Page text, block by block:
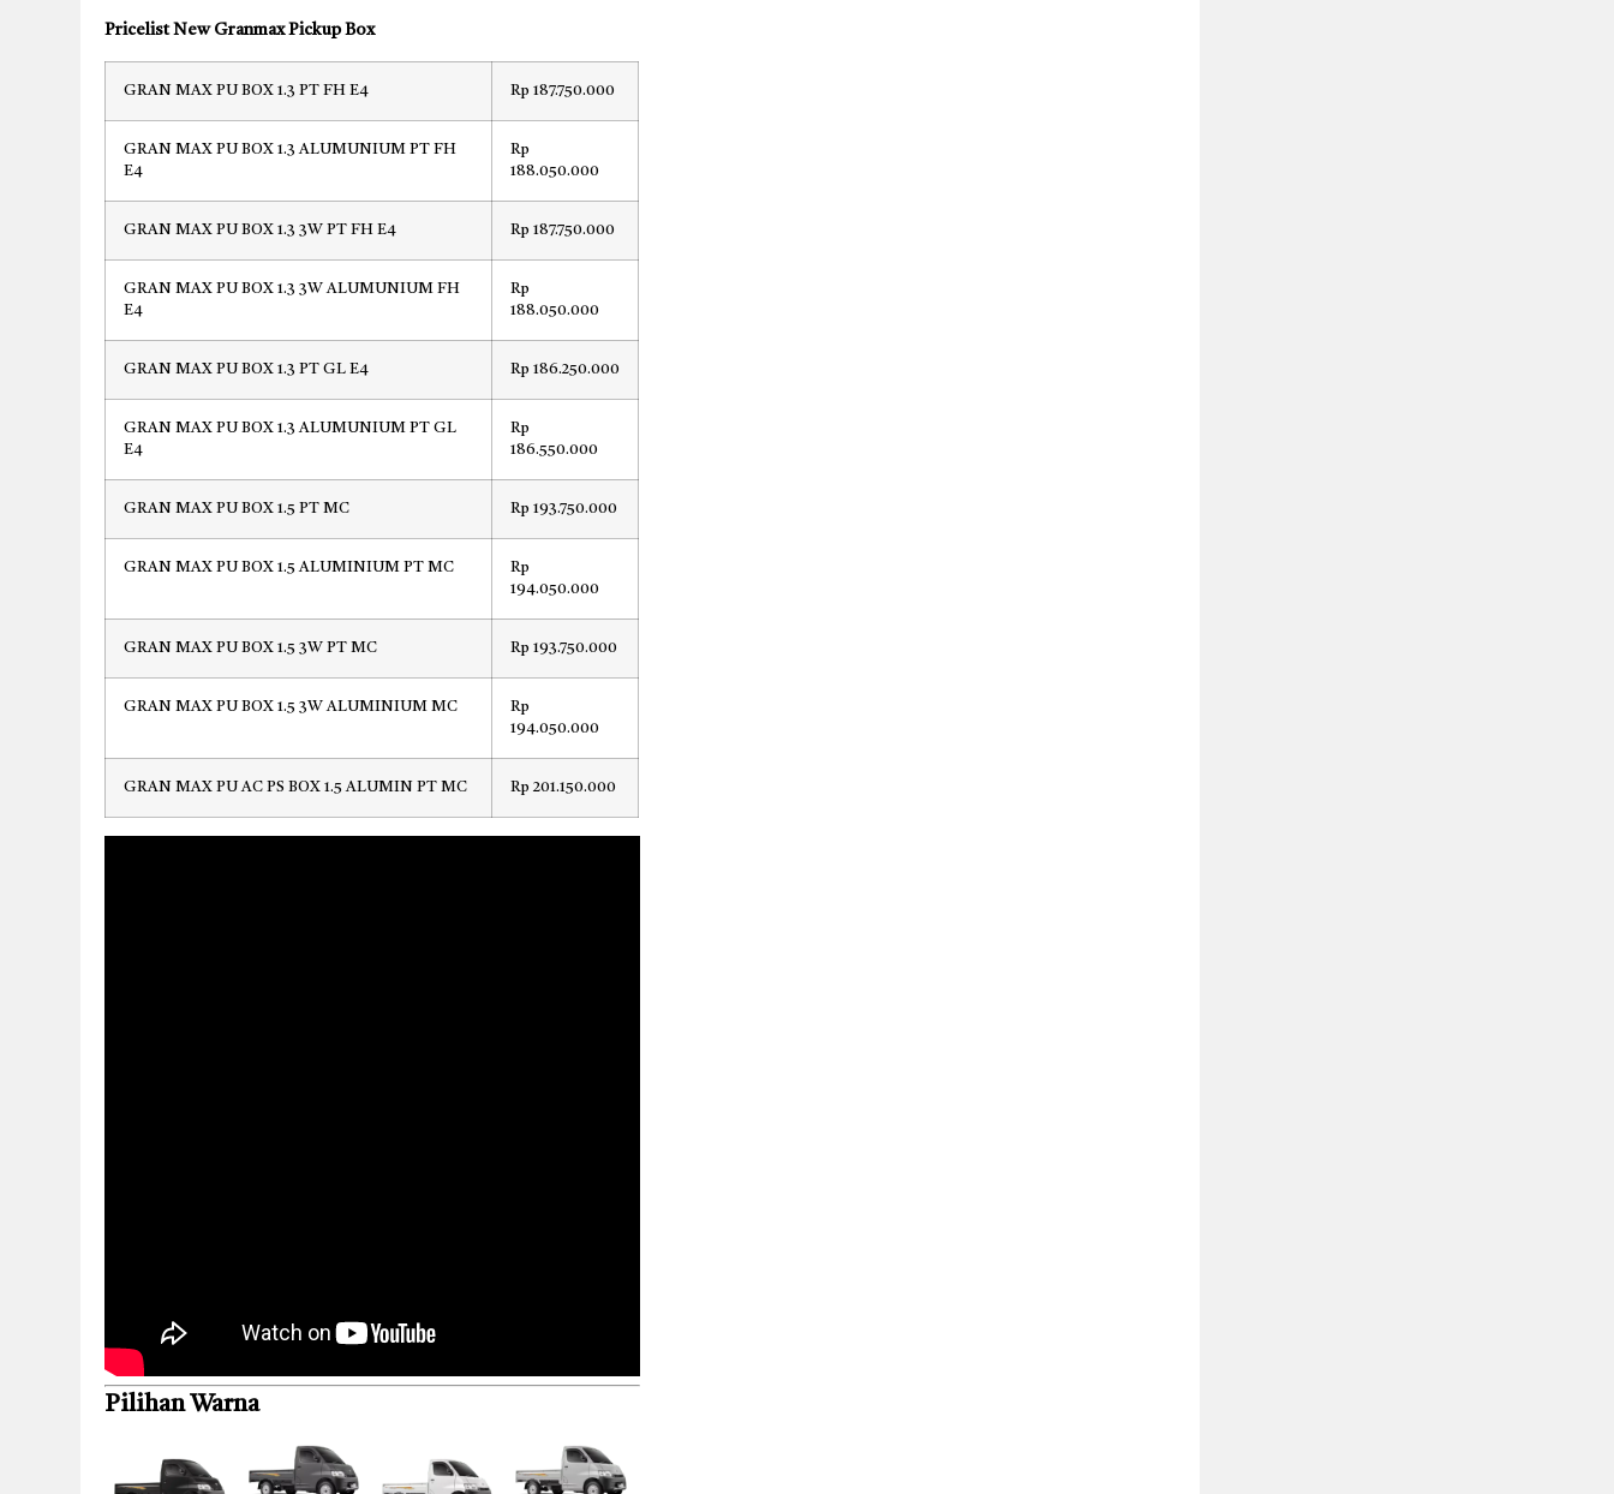
Pricelist New Granmax Pickup Box
GRAN MAX PU BOX 1.3 PT FH E4 Rp 187.750.000
GRAN MAX PU BOX 1.3 ALUMUNIUM PT FH
E4
Rp
188.050.000
GRAN MAX PU BOX 1.3 3W PT FH E4 Rp 187.750.000
GRAN MAX PU BOX 1.3 3W ALUMUNIUM FH
E4
Rp
188.050.000
GRAN MAX PU BOX 1.3 PT GL E4 Rp 186.250.000
GRAN MAX PU BOX 1.3 ALUMUNIUM PT GL
E4
Rp
186.550.000
GRAN MAX PU BOX 1.5 PT MC Rp 193.750.000
GRAN MAX PU BOX 1.5 ALUMINIUM PT MC
Rp
194.050.000
GRAN MAX PU BOX 1.5 3W PT MC Rp 193.750.000
GRAN MAX PU BOX 1.5 3W ALUMINIUM MC
Rp
194.050.000
GRAN MAX PU AC PS BOX 1.5 ALUMIN PT MC Rp 201.150.000
Pilihan Warna